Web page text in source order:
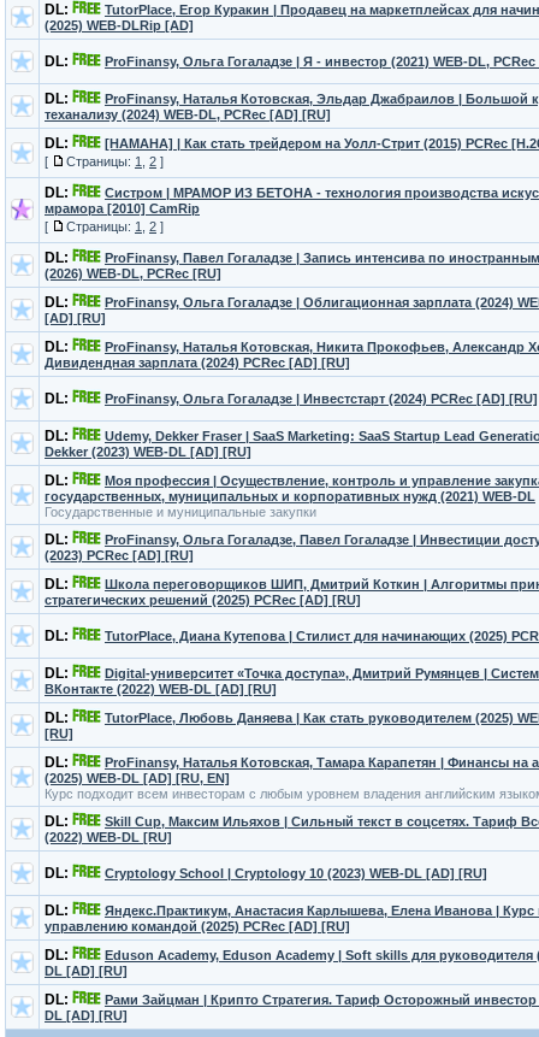
DL:
TutorPlace, Егор Куракин | Продавец на маркетплейсах для
(2025) WEB-DLRip [AD]
DL: ProFinansy, Ольга Гогаладзе | Я - инвестор (2021) WEB-DL,
DL:
ProFinansy, Наталья Котовская, Эльдар Джабраилов | Большой
теханализу (2024) WEB-DL, PCRec [AD] [RU]
DL:
[HAMAHA] | Как стать трейдером на Уолл-Стрит (2015) PCRec
[
Страницы: 1 2 ]
DL:
Систром | МРАМОР ИЗ БЕТОНА - технология производства
мрамора [2010] CamRip
[
Страницы: 1 2 ]
DL:
ProFinansy, Павел Гогаладзе | Запись интенсива по
(2026) WEB-DL, PCRec [RU]
DL:
ProFinansy, Ольга Гогаладзе | Облигационная зарплата (2024)
[AD] [RU]
DL:
ProFinansy, Наталья Котовская, Никита Прокофьев, Александр
Дивидендная зарплата (2024) PCRec [AD] [RU]
DL: ProFinansy, Ольга Гогаладзе | Инвестстарт (2024) PCRec [AD] [RU]
DL:
Udemy, Dekker Fraser | SaaS Marketing: SaaS Startup Lead
Dekker (2023) WEB-DL [AD] [RU]
DL:
Моя профессия | Осуществление, контроль и управление
государственных, муниципальных и корпоративных нужд (2021) WEB-DL
Государственные и муниципальные закупки
DL:
ProFinansy, Ольга Гогаладзе, Павел Гогаладзе | Инвестиции
(2023) PCRec [AD] [RU]
DL:
Школа переговорщиков ШИП, Дмитрий Коткин | Алгоритмы
стратегических решений (2025) PCRec [AD] [RU]
DL: TutorPlace, Диана Кутепова | Стилист для начинающих (2025)
DL:
Digital-университет «Точка доступа», Дмитрий Румянцев |
ВКонтакте (2022) WEB-DL [AD] [RU]
DL:
TutorPlace, Любовь Даняева | Как стать руководителем (2025)
[RU]
DL:
ProFinansy, Наталья Котовская, Тамара Карапетян | Финансы на
(2025) WEB-DL [AD] [RU, EN]
Курс подходит всем инвесторам с любым уровнем владения английским
DL:
Skill Cup, Максим Ильяхов | Сильный текст в соцсетях. Тариф
(2022) WEB-DL [RU]
DL: Cryptology School | Cryptology 10 (2023) WEB-DL [AD] [RU]
DL:
Яндекс.Практикум, Анастасия Карлышева, Елена Иванова | Курс
управлению командой (2025) PCRec [AD] [RU]
DL:
Eduson Academy, Eduson Academy | Soft skills для руководителя
DL [AD] [RU]
DL:
Рами Зайцман | Крипто Стратегия. Тариф Осторожный инвестор
DL [AD] [RU]